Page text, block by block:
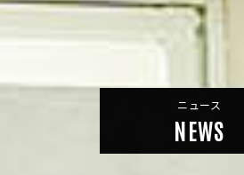
ニュース
NEWS